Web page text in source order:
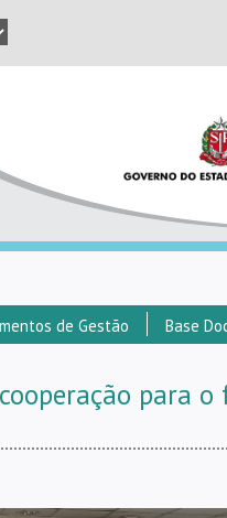
de Gestão Base
para